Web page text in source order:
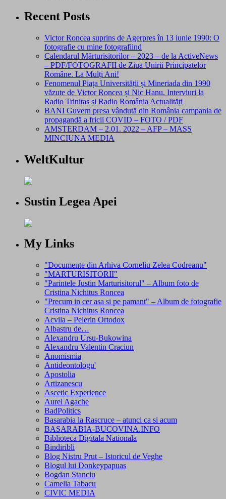
Recent Posts
Victor Roncea suprins de Agerpres în 13 iunie 1990: O
fotografie cu mine fotografiind
Calendarul Mărturisitorilor – 2023 – de la ActiveNews
– PDF/FOTOGRAFII de Ziua Unirii Principatelor
Române. La Mulți Ani!
Fenomenul Piața Universității și Mineriada din 1990
văzute de Victor Roncea și Nic Hanu. Interviuri la
Radio Trinitas și Radio România Actualități
BANI Guvern presa vândută din România campania de
propagandă a fricii COVID – FOTO / PDF
AMSTERDAM – 2.01. 2022 – AFP – MASS
MINCIUNA MEDIA
WeltKultur
Sustin Legea Apei
My Links
"Documente din Arhiva Corneliu Zelea Codreanu"
"MARTURISITORII"
"Parintele Justin Marturisitorul" – Album foto de
Cristina Nichitus Roncea
"Precum in cer asa si pe pamant" – Album de fotografie
Cristina Nichitus Roncea
Acvila – Pelerin Ortodox
Albastru de…
Alexandru Ursu-Bukowina
Alexandru Valentin Craciun
Anomismia
Antideontologu'
Apostolia
Artizanescu
Ascetic Experience
Aurel Agache
BadPolitics
Basarabia la Rascruce – atunci ca si acum
BASARABIA-BUCOVINA.INFO
Biblioteca Digitala Nationala
Bindiribli
Blog Nistru Prut – Istoricul de Veghe
Blogul lui Donkeypapuas
Bogdan Stanciu
Camelia Tabacu
CIVIC MEDIA